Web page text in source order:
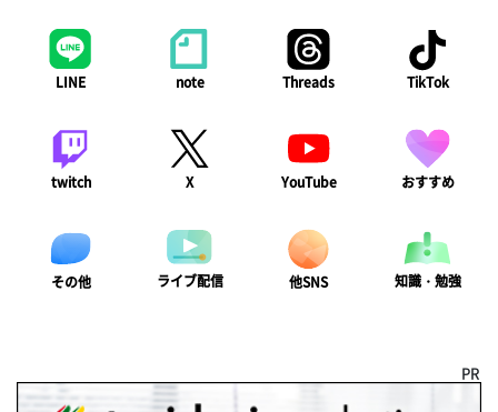
LINE note Threads TikTok
twitch X YouTube おすすめ
その他 ライブ配信 他SNS 知識・勉強
PR